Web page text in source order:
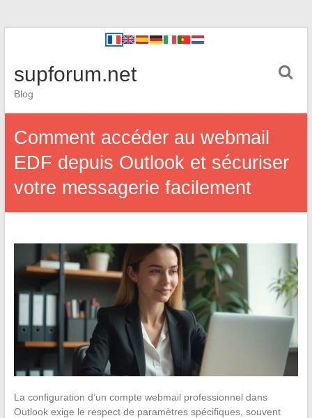
supforum.net
Blog
Comment accéder au webmail
EDF depuis Outlook et sécuriser
votre messagerie facilement
La configuration d’un compte webmail professionnel dans
Outlook exige le respect de paramètres spécifiques, souvent